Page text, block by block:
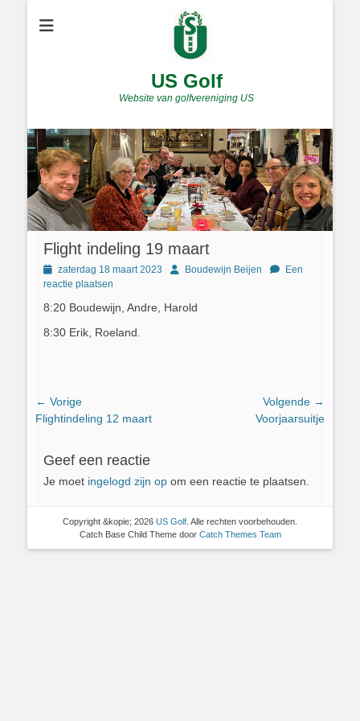
US Golf
Website van golfvereniging US
Flight indeling 19 maart
Geplaatst
op
zaterdag 18 maart 2023 AuthorBoudewijn Beijen
Een
reactie plaatsen
8:20 Boudewijn, Andre, Harold
8:30 Erik, Roeland.
Bericht
navigatie
← Vorige
Vorig
Flightindeling 12 maart
Volgende →
Voorjaarsuitje
Geef een reactie
Je moet ingelogd zijn op om een reactie te plaatsen.
Copyright &kopie; 2026 US Golf . Alle rechten voorbehouden.
Catch Base Child Theme door Catch Themes Team